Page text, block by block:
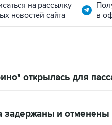
на рассылку
новостей сайта
в
открылась для
задержаны и отменены